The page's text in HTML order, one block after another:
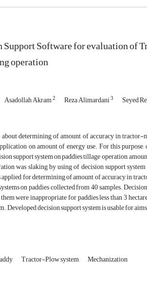
Software for evaluation of
operation
Asadollah Akram2 Reza Alimardani3 Seyed
determining of amount of accuracy in
on amount of energy use. For this
support system on paddies tillage operation,
was slaking by using of decision support
applied for determining of amount of accuracy in
on paddies collected from 40 samples.
were inappropriate for paddies less than 3
Developed decision support system is usable for
Tractor-Plow system Mechanization